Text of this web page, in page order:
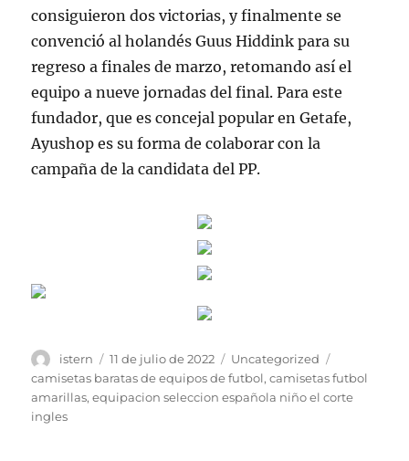
consiguieron dos victorias, y finalmente se
convenció al holandés Guus Hiddink para su
regreso a finales de marzo, retomando así el
equipo a nueve jornadas del final. Para este
fundador, que es concejal popular en Getafe,
Ayushop es su forma de colaborar con la
campaña de la candidata del PP.
Autor
istern
Publicado
el
11 de julio de 2022 Categorías
Uncategorized
camisetas baratas de equipos de futbol,camisetas futbol
amarillas,equipacion seleccion española niño el corte
ingles